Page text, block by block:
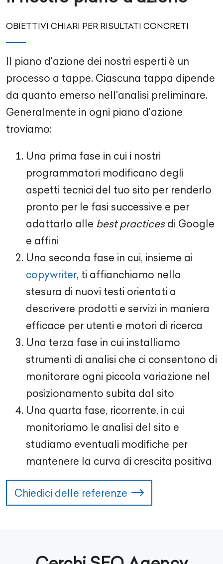
OBIETTIVI CHIARI PER RISULTATI CONCRETI
Il piano d'azione dei nostri esperti è un
processo a tappe. Ciascuna tappa dipende
da quanto emerso nell'analisi preliminare.
Generalmente in ogni piano d'azione
troviamo:
Una prima fase in cui i nostri
programmatori modificano degli
aspetti tecnici del tuo sito per renderlo
pronto per le fasi successive e per
adattarlo alle best practicesdi Google
e affini
Una seconda fase in cui, insieme ai
copywriter, ti affianchiamo nella
stesura di nuovi testi orientati a
descrivere prodotti e servizi in maniera
efficace per utenti e motori di ricerca
Una terza fase in cui installiamo
strumenti di analisi che ci consentono di
monitorare ogni piccola variazione nel
posizionamento subita dal sito
Una quarta fase, ricorrente, in cui
monitoriamo le analisi del sito e
studiamo eventuali modifiche per
mantenere la curva di crescita positiva
Chiedici delle referenze